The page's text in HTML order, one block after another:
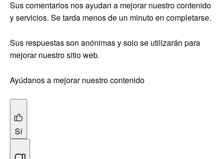
Sus comentarios nos ayudan a mejorar nuestro contenido
y servicios. Se tarda menos de un minuto en completarse.
Sus respuestas son anónimas y solo se utilizarán para
mejorar nuestro sitio web.
Ayúdanos a mejorar nuestro contenido
Sí